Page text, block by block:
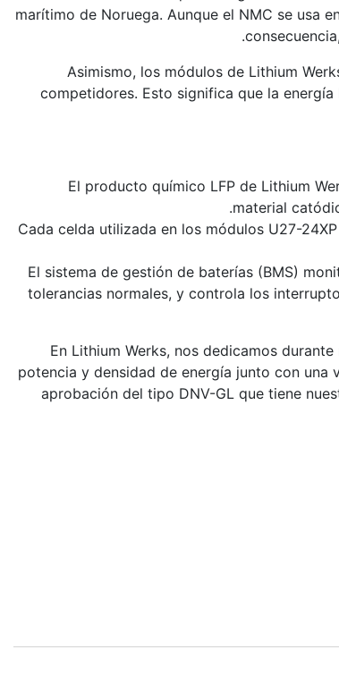
marítimo de Noruega. Aunque el NMC se usa
Asimismo, los módulos de Lithium
competidores. Esto significa que la
El producto químico LFP de Lithium
material
Cada celda utilizada en los módulos U27-
El sistema de gestión de baterías (BMS)
tolerancias normales, y controla los
En Lithium Werks, nos dedicamos
potencia y densidad de energía junto con una
aprobación del tipo DNV-GL que tiene